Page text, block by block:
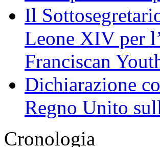
Il
Leone XIV per
Franciscan
Dichiarazione
Regno Unito
Cronologia